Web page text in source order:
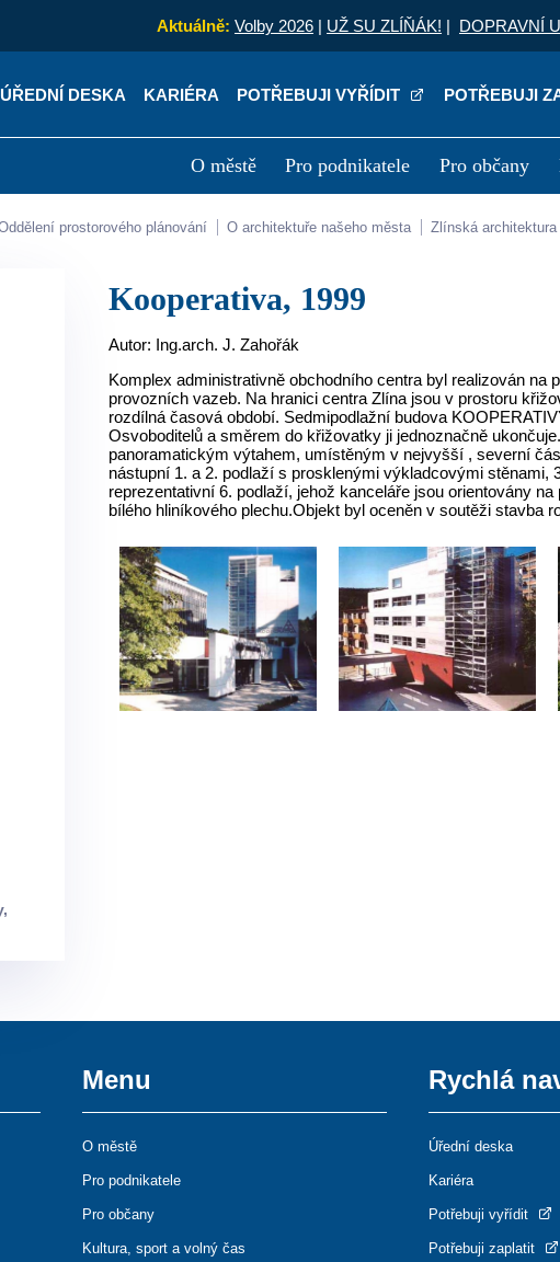
Aktuálně: Volby 2026 | UŽ SU ZLÍŇÁK! | DOPRAVNÍ
ÚŘEDNÍ DESKA KARIÉRA POTŘEBUJI VYŘÍDIT POTŘEBUJI
O městě Pro podnikatele Pro občany
Úřední deska Kariéra
Oddělení prostorového plánování O architektuře našeho města Zlínská
Kooperativa, 1999
Autor: Ing.arch. J. Zahořák
Komplex administrativně obchodního centra byl realizován
provozních vazeb. Na hranici centra Zlína jsou v prostoru
rozdílná časová období. Sedmipodlažní budova
Osvoboditelů a směrem do křižovatky ji jednoznačně
panoramatickým výtahem, umístěným v nejvyšší , severní
nástupní 1. a 2. podlaží s prosklenými výkladcovými
reprezentativní 6. podlaží, jehož kanceláře jsou orientovány
bílého hliníkového plechu.Objekt byl oceněn v soutěži stavba
Menu
O městě
Pro podnikatele
Pro občany
Kultura, sport a volný čas
Rychlá
Úřední deska
Kariéra
Potřebuji vyřídit
Potřebuji zaplatit